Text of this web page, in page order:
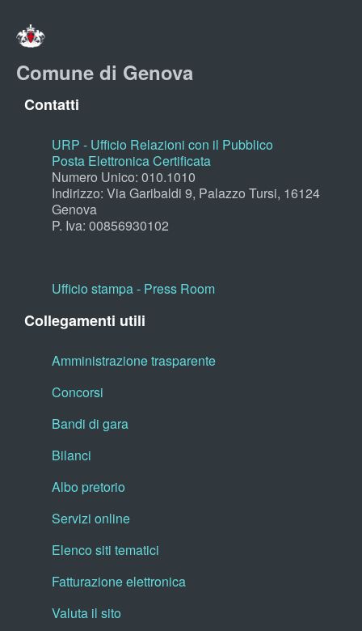
Comune di Genova
Contatti
URP - Ufficio Relazioni con il Pubblico
Posta Elettronica Certificata
Numero Unico: 010.1010
Indirizzo: Via Garibaldi 9, Palazzo Tursi, 16124
Genova
P. Iva: 00856930102
Ufficio stampa - Press Room
Collegamenti utili
Amministrazione trasparente
Concorsi
Bandi di gara
Bilanci
Albo pretorio
Servizi online
Elenco siti tematici
Fatturazione elettronica
Valuta il sito